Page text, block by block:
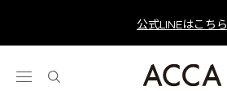
公式LINEはこちら